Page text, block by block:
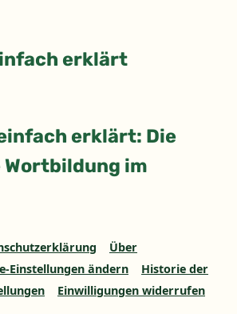
erklärt
erklärt: Die
im
Über
Einstellungen ändern
Historie der
Einwilligungen widerrufen